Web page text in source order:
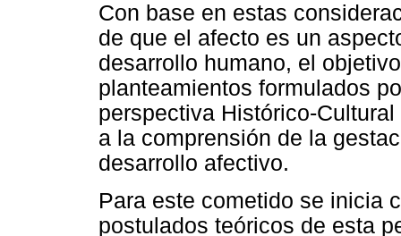
Con base en estas
de que el afecto es un
desarrollo humano, el
planteamientos formulados
perspectiva Histórico-
a la comprensión de la
desarrollo afectivo.
Para este cometido se inicia
postulados teóricos de esta